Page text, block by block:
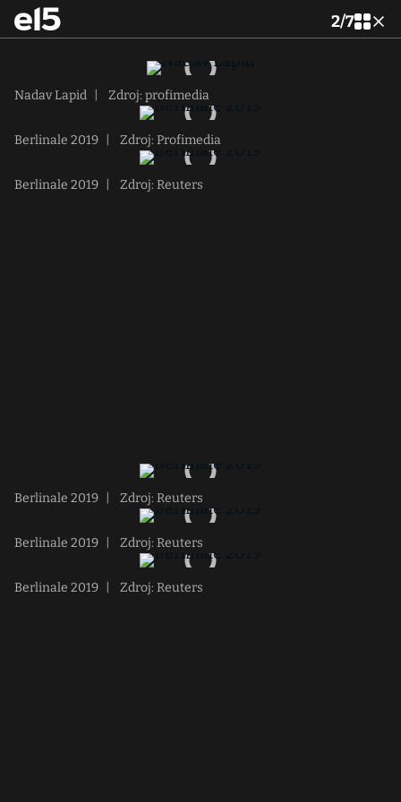
2/7
Nadav Lapid Zdroj: profimedia
Berlinale 2019 Zdroj: Profimedia
Berlinale 2019 Zdroj: Reuters
Berlinale 2019 Zdroj: Reuters
Berlinale 2019 Zdroj: Reuters
Berlinale 2019 Zdroj: Reuters